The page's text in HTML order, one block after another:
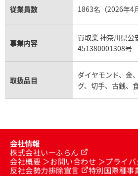
従業員数 1863名（2026年4
事業内容
買取業 神奈川県公
451380001308号
取扱品目
ダイヤモンド、金
グ、切手、古銭、
会社情報
株式会社いーふらん
会社概要
お問い合わせ
プライ
反社会勢力排除宣言
特別国際種事